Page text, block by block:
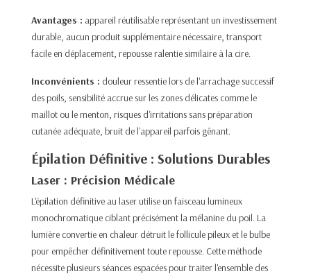
Avantages : appareil réutilisable représentant un investissement
durable, aucun produit supplémentaire nécessaire, transport
facile en déplacement, repousse ralentie similaire à la cire.
Inconvénients : douleur ressentie lors de l'arrachage successif
des poils, sensibilité accrue sur les zones délicates comme le
maillot ou le menton, risques d'irritations sans préparation
cutanée adéquate, bruit de l'appareil parfois gênant.​
Épilation Définitive : Solutions Durables
Laser : Précision Médicale
L'épilation définitive au laser utilise un faisceau lumineux
monochromatique ciblant précisément la mélanine du poil. La
lumière convertie en chaleur détruit le follicule pileux et le bulbe
pour empêcher définitivement toute repousse. Cette méthode
nécessite plusieurs séances espacées pour traiter l'ensemble des